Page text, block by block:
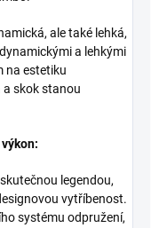
ale také lehká,
a lehkými
na estetiku
a skok stanou
legendou,
vytříbenost.
systému odpružení,